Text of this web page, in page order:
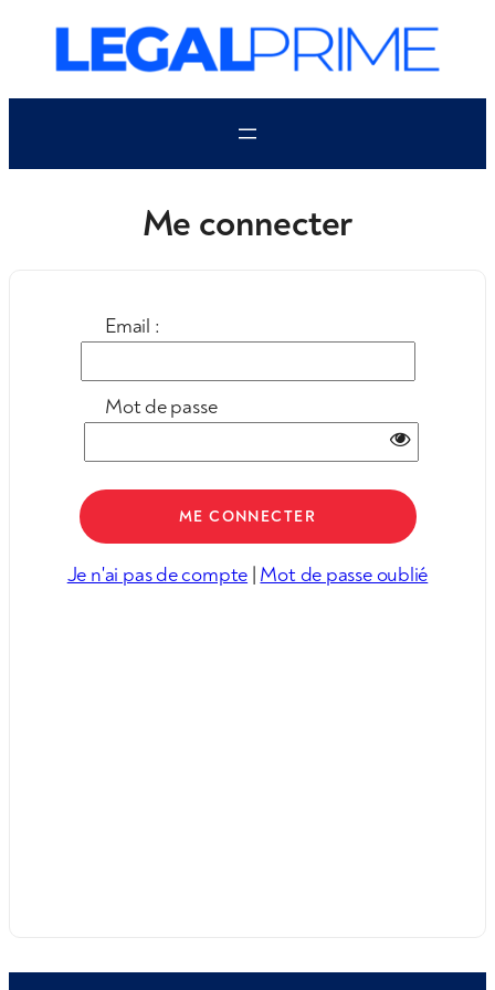
contenu
Me connecter
Email :
Mot de passe
Je n'ai pas de compte | Mot de passe oublié